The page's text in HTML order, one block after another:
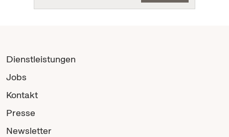
Dienstleistungen
Jobs
Kontakt
Presse
Newsletter